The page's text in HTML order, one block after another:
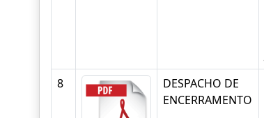
8
DESPACHO DE
ENCERRAMENTO